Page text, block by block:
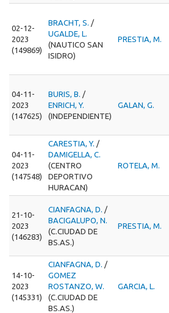
02-12-
2023
(149869)
BRACHT, S. /
UGALDE, L.
(NAUTICO SAN
ISIDRO)
PRESTIA, M.
04-11-
2023
(147625)
BURIS, B. /
ENRICH, Y.
(INDEPENDIENTE)
GALAN, G.
04-11-
2023
(147548)
CARESTIA, Y. /
DAMIGELLA, C.
(CENTRO
DEPORTIVO
HURACAN)
ROTELA, M.
21-10-
2023
(146283)
CIANFAGNA, D. /
BACIGALUPO, N.
(C.CIUDAD DE
BS.AS.)
PRESTIA, M.
14-10-
2023
(145331)
CIANFAGNA, D. /
GOMEZ
ROSTANZO, W.
(C.CIUDAD DE
BS.AS.)
GARCIA, L.